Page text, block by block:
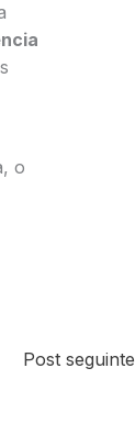
o
Post seguinte